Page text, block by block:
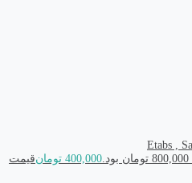
400,000 تومانقیمت